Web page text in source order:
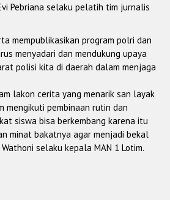
Pebriana selaku pelatih tim jurnalis
mempublikasikan program polri dan
menyadari dan mendukung upaya
polisi kita di daerah dalam menjaga
lakon cerita yang menarik san layak
mengikuti pembinaan rutin dan
siswa bisa berkembang karena itu
minat bakatnya agar menjadi bekal
selaku kepala MAN 1 Lotim.